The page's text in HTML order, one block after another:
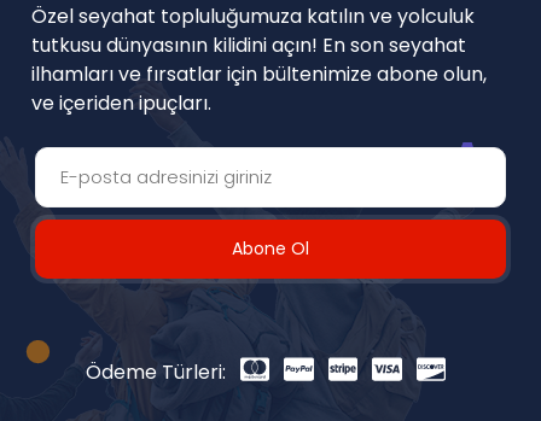
Özel seyahat topluluğumuza katılın ve yolculuk
tutkusu dünyasının kilidini açın! En son seyahat
ilhamları ve fırsatlar için bültenimize abone olun,
ve içeriden ipuçları.
Abone Ol
Ödeme Türleri: